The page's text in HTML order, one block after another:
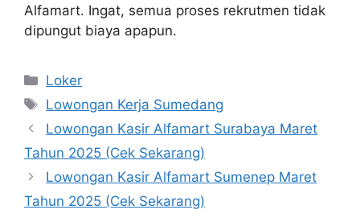
Alfamart. Ingat, semua proses rekrutmen tidak
dipungut biaya apapun.
Kategori
Loker
Tag
Lowongan Kerja Sumedang
Lowongan Kasir Alfamart Surabaya Maret
Tahun 2025 (Cek Sekarang)
Lowongan Kasir Alfamart Sumenep Maret
Tahun 2025 (Cek Sekarang)